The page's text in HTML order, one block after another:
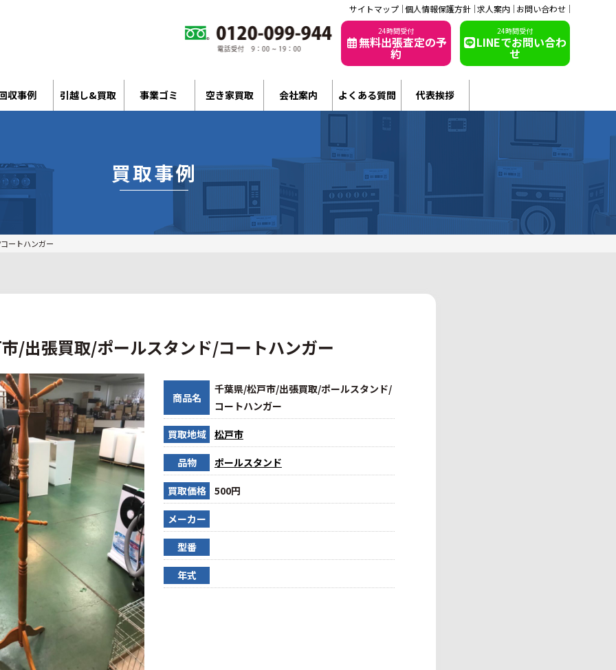
サイトマップ 個人情報保護方針 求人案内 お問い合わせ
24時間受付
無料出張査定の予
約
24時間受付
LINEでお問い合わ
せ
収事例 引越し&買取 事業ゴミ 空き家買取 会社案内 よくある質問 代表挨拶
買取事例
ートハンガー
/出張買取/ポールスタンド/コートハンガー
商品名
千葉県/松戸市/出張買取/ポールスタンド/
コートハンガー
買取地域 松戸市
品物 ポールスタンド
買取価格 500円
メーカー
型番
年式